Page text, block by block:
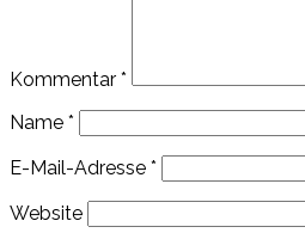
Kommentar *
Name *
E-Mail-Adresse *
Website